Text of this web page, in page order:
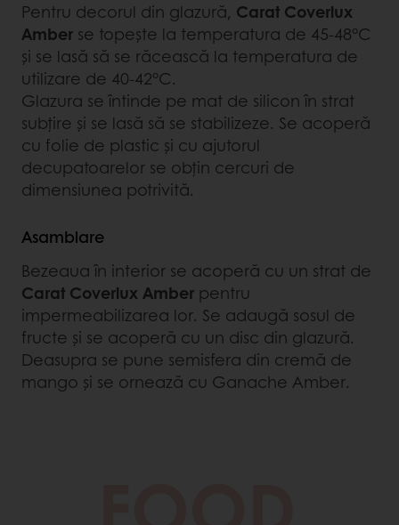
Pentru decorul din glazură, Carat Coverlux
Amber se topește la temperatura de 45-48°C
și se lasă să se răcească la temperatura de
utilizare de 40-42°C.
Glazura se întinde pe mat de silicon în strat
subțire și se lasă să se stabilizeze. Se acoperă
cu folie de plastic și cu ajutorul
decupatoarelor se obțin cercuri de
dimensiunea potrivită.
Asamblare
Bezeaua în interior se acoperă cu un strat de
Carat Coverlux Amber pentru
impermeabilizarea lor. Se adaugă sosul de
fructe și se acoperă cu un disc din glazură.
Deasupra se pune semisfera din cremă de
mango și se ornează cu Ganache Amber.